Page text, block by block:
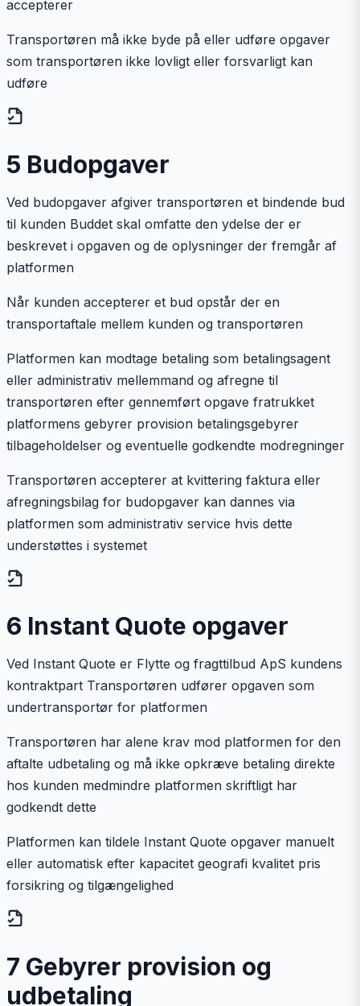
accepterer
Transportøren må ikke byde på eller udføre opgaver
som transportøren ikke lovligt eller forsvarligt kan
udføre
5 Budopgaver
Ved budopgaver afgiver transportøren et bindende bud
til kunden Buddet skal omfatte den ydelse der er
beskrevet i opgaven og de oplysninger der fremgår af
platformen
Når kunden accepterer et bud opstår der en
transportaftale mellem kunden og transportøren
Platformen kan modtage betaling som betalingsagent
eller administrativ mellemmand og afregne til
transportøren efter gennemført opgave fratrukket
platformens gebyrer provision betalingsgebyrer
tilbageholdelser og eventuelle godkendte modregninger
Transportøren accepterer at kvittering faktura eller
afregningsbilag for budopgaver kan dannes via
platformen som administrativ service hvis dette
understøttes i systemet
6 Instant Quote opgaver
Ved Instant Quote er Flytte og fragttilbud ApS kundens
kontraktpart Transportøren udfører opgaven som
undertransportør for platformen
Transportøren har alene krav mod platformen for den
aftalte udbetaling og må ikke opkræve betaling direkte
hos kunden medmindre platformen skriftligt har
godkendt dette
Platformen kan tildele Instant Quote opgaver manuelt
eller automatisk efter kapacitet geografi kvalitet pris
forsikring og tilgængelighed
7 Gebyrer provision og
udbetaling